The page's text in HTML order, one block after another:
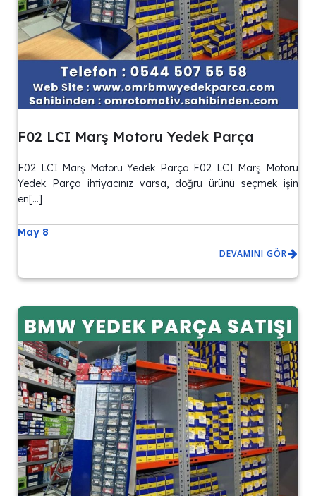
F02 LCI Marş Motoru Yedek Parça
F02 LCI Marş Motoru Yedek Parça F02 LCI Marş Motoru
Yedek Parça ihtiyacınız varsa, doğru ürünü seçmek işin
en[…]
May 8
DEVAMINI GÖR